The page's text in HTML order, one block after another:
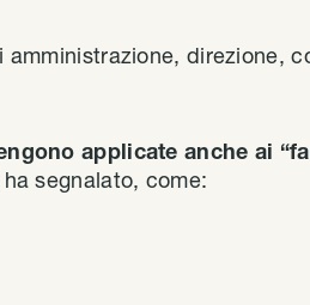
direzione,
applicate anche ai
segnalato, come: